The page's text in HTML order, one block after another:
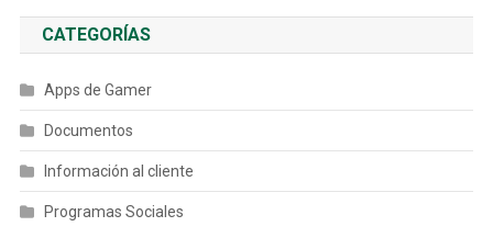
CATEGORÍAS
Apps de Gamer
Documentos
Información al cliente
Programas Sociales